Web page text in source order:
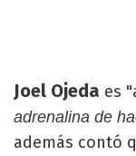
Joel Ojeda es
adrenalina de
además contó